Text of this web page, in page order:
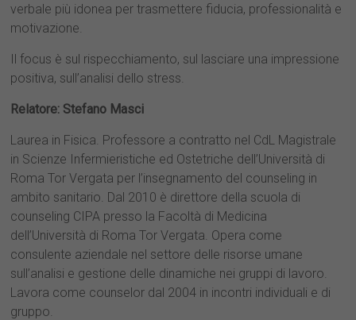
verbale più idonea per trasmettere fiducia, professionalità e
motivazione.
Il focus è sul rispecchiamento, sul lasciare una impressione
positiva, sull’analisi dello stress.
Relatore: Stefano Masci
Laurea in Fisica. Professore a contratto nel CdL Magistrale
in Scienze Infermieristiche ed Ostetriche dell’Università di
Roma Tor Vergata per l’insegnamento del counseling in
ambito sanitario. Dal 2010 è direttore della scuola di
counseling CIPA presso la Facoltà di Medicina
dell’Università di Roma Tor Vergata. Opera come
consulente aziendale nel settore delle risorse umane
sull’analisi e gestione delle dinamiche nei gruppi di lavoro.
Lavora come counselor dal 2004 in incontri individuali e di
gruppo.